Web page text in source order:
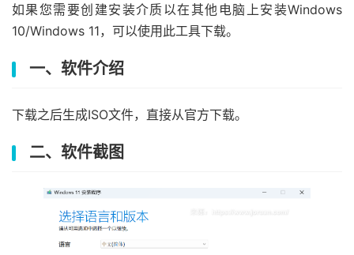
如果您需要创建安装介质以在其他电脑上安装Windows
10/Windows 11，可以使用此工具下载。
一、软件介绍
下载之后生成ISO文件，直接从官方下载。
二、软件截图